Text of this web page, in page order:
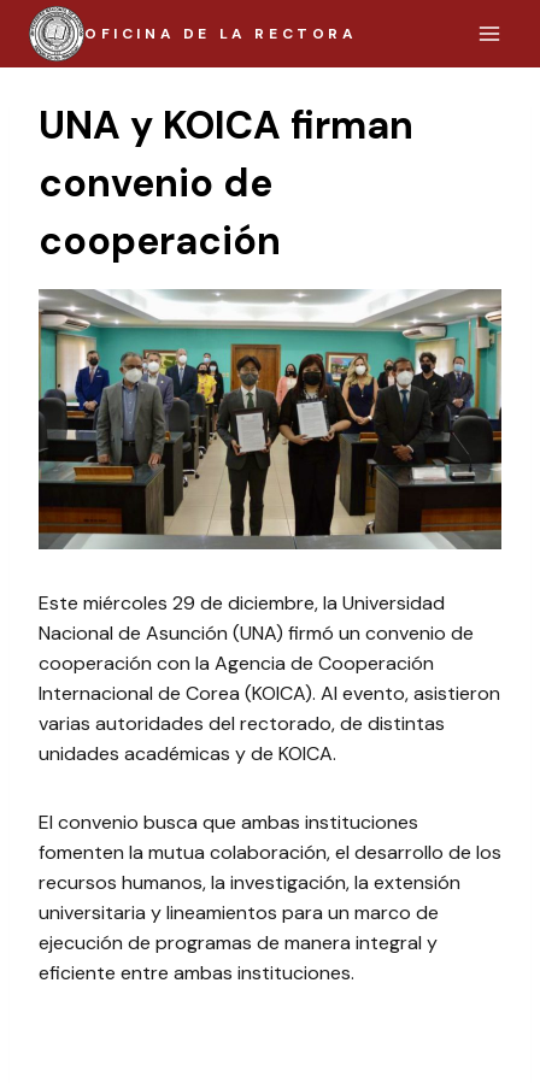
Saltar
contenido
OFICINA DE LA RECTORA
UNA y KOICA firman
convenio de
cooperación
Este miércoles 29 de diciembre, la Universidad
Nacional de Asunción (UNA) firmó un convenio de
cooperación con la Agencia de Cooperación
Internacional de Corea (KOICA). Al evento, asistieron
varias autoridades del rectorado, de distintas
unidades académicas y de KOICA.
El convenio busca que ambas instituciones
fomenten la mutua colaboración, el desarrollo de los
recursos humanos, la investigación, la extensión
universitaria y lineamientos para un marco de
ejecución de programas de manera integral y
eficiente entre ambas instituciones.